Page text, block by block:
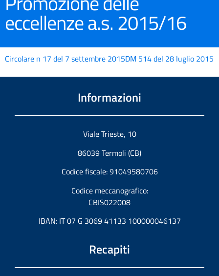
eccellenze a.s. 2015/16
Circolare n 17 del 7 settembre 2015DM 514 del 28 luglio 2015
Informazioni
Viale Trieste, 10
86039 Termoli (CB)
Codice fiscale: 91049580706
Codice meccanografico:
CBIS022008
IBAN: IT 07 G 3069 41133 100000046137
Recapiti